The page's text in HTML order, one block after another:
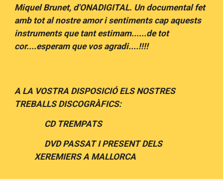
Miquel Brunet, d'ONADIGITAL. Un documental fet
amb tot al nostre amor i sentiments cap aquests
instruments que tant estimam......de tot
cor....esperam que vos agradi....!!!!
A LA VOSTRA DISPOSICIÓ ELS NOSTRES
TREBALLS DISCOGRÀFICS:
CD TREMPATS
DVD PASSAT I PRESENT DELS
XEREMIERS A MALLORCA